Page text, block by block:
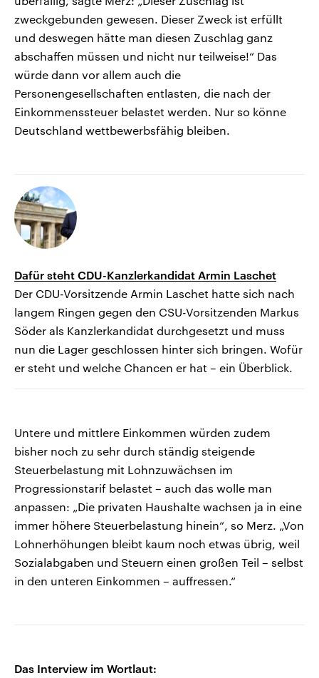
zweckgebunden gewesen. Dieser Zweck ist erfüllt
und deswegen hätte man diesen Zuschlag ganz
abschaffen müssen und nicht nur teilweise!“ Das
würde dann vor allem auch die
Personengesellschaften entlasten, die nach der
Einkommenssteuer belastet werden. Nur so könne
Deutschland wettbewerbsfähig bleiben.
Dafür steht CDU-Kanzlerkandidat Armin Laschet
Der CDU-Vorsitzende Armin Laschet hatte sich nach
langem Ringen gegen den CSU-Vorsitzenden Markus
Söder als Kanzlerkandidat durchgesetzt und muss
nun die Lager geschlossen hinter sich bringen. Wofür
er steht und welche Chancen er hat – ein Überblick.
Untere und mittlere Einkommen würden zudem
bisher noch zu sehr durch ständig steigende
Steuerbelastung mit Lohnzuwächsen im
Progressionstarif belastet – auch das wolle man
anpassen: „Die privaten Haushalte wachsen ja in eine
immer höhere Steuerbelastung hinein“, so Merz. „Von
Lohnerhöhungen bleibt kaum noch etwas übrig, weil
Sozialabgaben und Steuern einen großen Teil – selbst
in den unteren Einkommen – auffressen.“
Das Interview im Wortlaut: